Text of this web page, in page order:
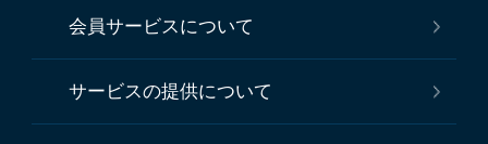
会員サービスについて
サービスの提供について